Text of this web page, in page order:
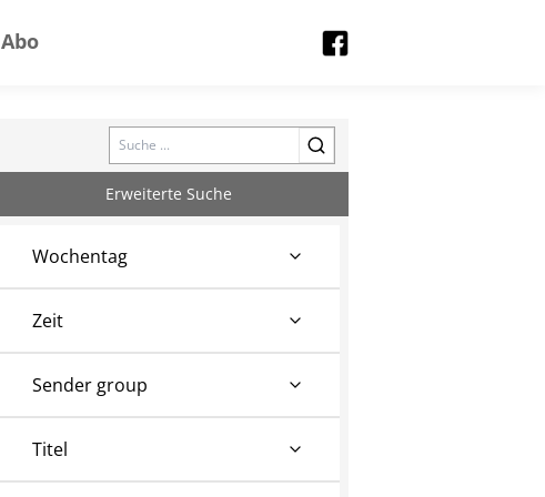
Abo
Search
Erweiterte Suche
Wochentag
Zeit
Sender group
Titel